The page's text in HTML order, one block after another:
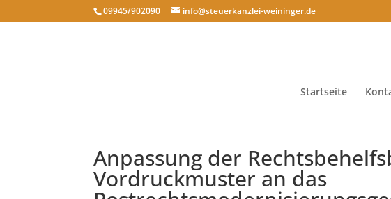
09945/902090 info@steuerkanzlei-weininger.de
Startseite
Anpassung der
Vordruckmuster an das